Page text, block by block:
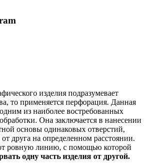
изделия подразумевает
то применяется перфорация. Данная
из наиболее востребованных
Она заключается в нанесении
основы одинаковых отверстий,
друга на определенном расстоянии.
ровную линию, с помощью которой
одну часть изделия от другой.